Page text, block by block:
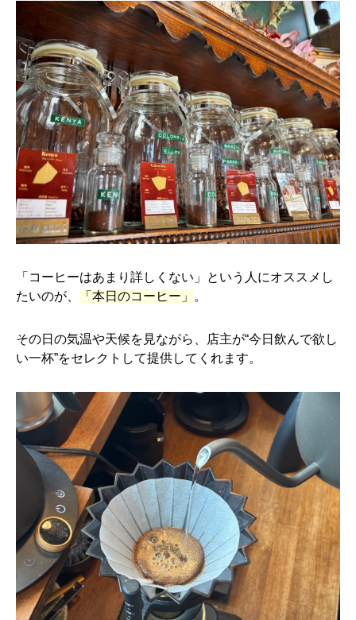
「コーヒーはあまり詳しくない」という人にオススメし
たいのが、
「本日のコーヒー」 。
その日の気温や天候を見ながら、店主が“今日飲んで欲し
い一杯”をセレクトして提供してくれます。